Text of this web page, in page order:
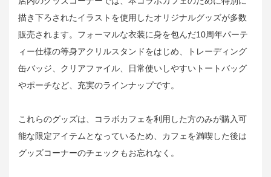
描き下ろされたイラストを使用したオリジナルグッズが多数
販売されます。フォーマルな衣装に身を包んだ10周年パーテ
ィー仕様の等身アクリルスタンドをはじめ、トレーディング
缶バッジ、クリアファイル、日常使いしやすいトートバッグ
やポーチなど、充実のラインナップです。
これらのグッズは、コラボカフェを利用した方のみが購入可
能な限定アイテムとなっているため、カフェを満喫した後は
グッズコーナーのチェックもお忘れなく。